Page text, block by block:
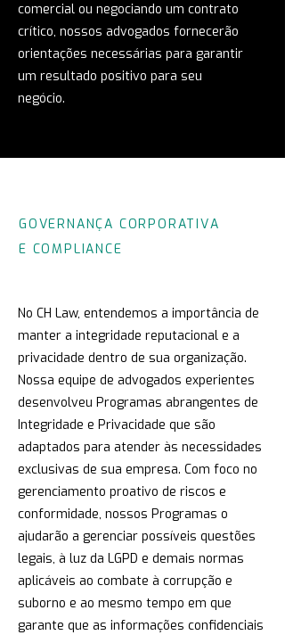
comercial ou negociando um contrato
crítico, nossos advogados fornecerão
orientações necessárias para garantir
um resultado positivo para seu
negócio.
GOVERNANÇA CORPORATIVA
E COMPLIANCE
No CH Law, entendemos a importância de
manter a integridade reputacional e a
privacidade dentro de sua organização.
Nossa equipe de advogados experientes
desenvolveu Programas abrangentes de
Integridade e Privacidade que são
adaptados para atender às necessidades
exclusivas de sua empresa. Com foco no
gerenciamento proativo de riscos e
conformidade, nossos Programas o
ajudarão a gerenciar possíveis questões
legais, à luz da LGPD e demais normas
aplicáveis ao combate à corrupção e
suborno e ao mesmo tempo em que
garante que as informações confidenciais